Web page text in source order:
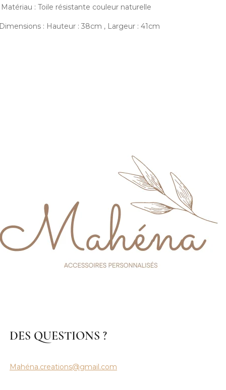
: Toile résistante couleur naturelle
: Hauteur : 38cm , Largeur : 41cm
DES QUESTIONS ?
Mahéna.creations@gmail.com